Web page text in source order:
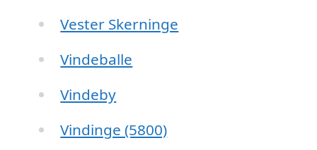
Vester Skerninge
Vindeballe
Vindeby
Vindinge (5800)